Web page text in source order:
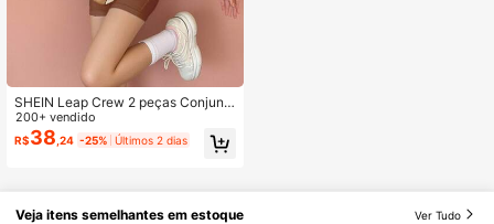
SHEIN Leap Crew 2 peças Conjunt
o de Camiseta de Manga Curta com
Decote Tripulação Solta e Shorts C
asuais para Meninas Pré-adolesce
200+ vendido
R$38 ,24 -25% Últimos 2 dias
Veja itens semelhantes em estoque Ver Tudo